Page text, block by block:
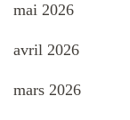
mai 2026
avril 2026
mars 2026